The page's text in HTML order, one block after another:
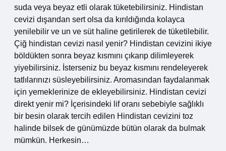
suda veya beyaz etli olarak tüketebilirsiniz. Hindistan
cevizi dışarıdan sert olsa da kırıldığında kolayca
yenilebilir ve un ve süt haline getirilerek de tüketilebilir.
Çiğ hindistan cevizi nasıl yenir? Hindistan cevizini ikiye
böldükten sonra beyaz kısmını çıkarıp dilimleyerek
yiyebilirsiniz. İsterseniz bu beyaz kısmını rendeleyerek
tatlılarınızı süsleyebilirsiniz. Aromasından faydalanmak
için yemeklerinize de ekleyebilirsiniz. Hindistan cevizi
direkt yenir mi? İçerisindeki lif oranı sebebiyle sağlıklı
bir besin olarak tercih edilen Hindistan cevizini toz
halinde bilsek de günümüzde bütün olarak da bulmak
mümkün. Herkesin…